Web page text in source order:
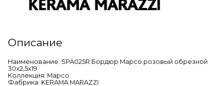
Описание
Наименование: SPA025R Бордюр Марсо розовый обрезной
30х2,5х19
Коллекция: Марсо
Фабрика: KERAMA MARAZZI